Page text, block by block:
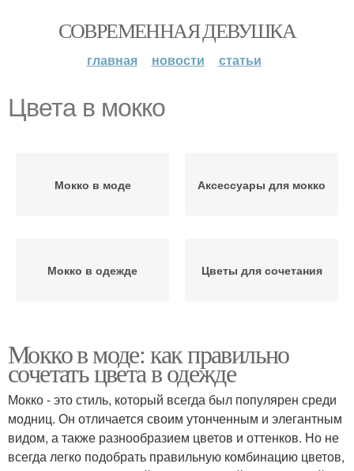
СОВРЕМЕННАЯ ДЕВУШКА
главная новости статьи
Цвета в мокко
Мокко в моде Аксессуары для мокко
Мокко в одежде Цветы для сочетания
Мокко в моде: как правильно
сочетать цвета в одежде
Мокко - это стиль, который всегда был популярен среди
модниц. Он отличается своим утонченным и элегантным
видом, а также разнообразием цветов и оттенков. Но не
всегда легко подобрать правильную комбинацию цветов,